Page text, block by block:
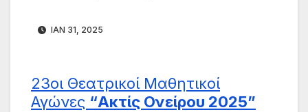
ΙΑΝ 31, 2025
23οι Θεατρικοί Μαθητικοί
Αγώνες “Ακτίς Ονείρου 2025”